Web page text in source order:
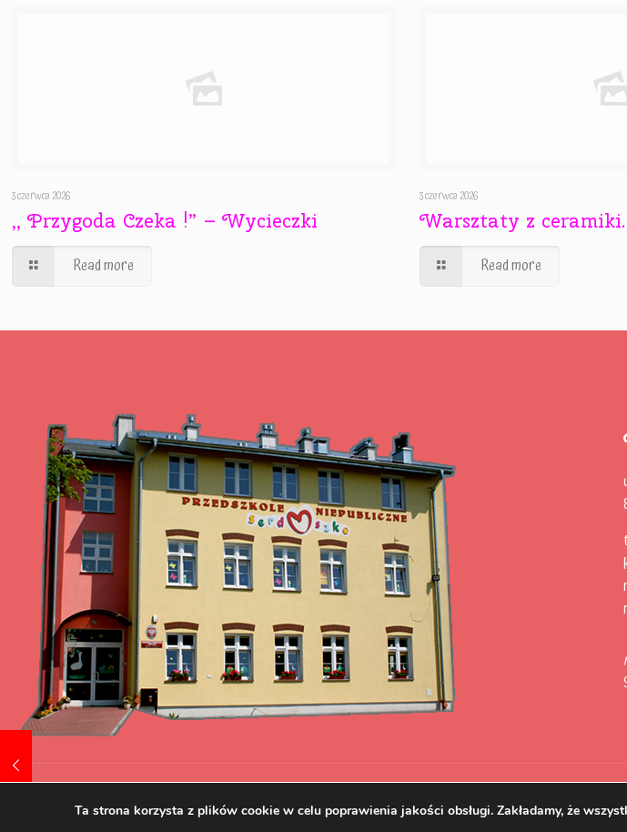
3 czerwca 2026
,, Przygoda Czeka !” – Wycieczki
Read more
3 czerwca 2026
Warsztaty z ceramiki.
Read more
Tworzenie i pozycjonowanie stron www.skuteczni.net
Ta strona korzysta z plików cookie w celu poprawienia jakości obsługi. Zakładamy, że